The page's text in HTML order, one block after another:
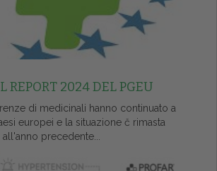
REPORT 2024 DEL PGEU
di medicinali hanno continuato a
europei e la situazione č rimasta
precedente...